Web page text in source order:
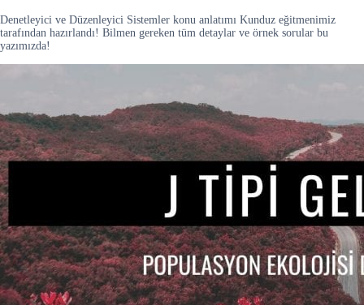
Denetleyici ve Düzenleyici Sistemler konu anlatımı Kunduz eğitmenimiz
tarafından hazırlandı! Bilmen gereken tüm detaylar ve örnek sorular bu
yazımızda!